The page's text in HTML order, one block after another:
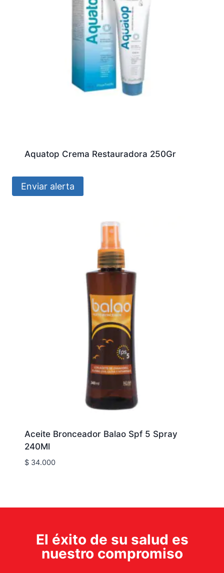
Aquatop Crema Restauradora 250Gr
Enviar alerta
Aceite Bronceador Balao Spf 5 Spray
240Ml
$34.000
El éxito de su salud es
nuestro compromiso